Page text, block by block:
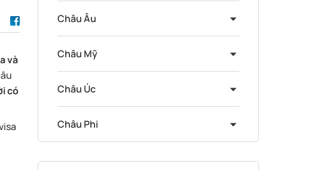
và
có
Châu Âu
Châu Mỹ
Châu Úc
Châu Phi